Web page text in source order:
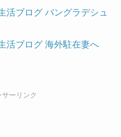
サーリンク